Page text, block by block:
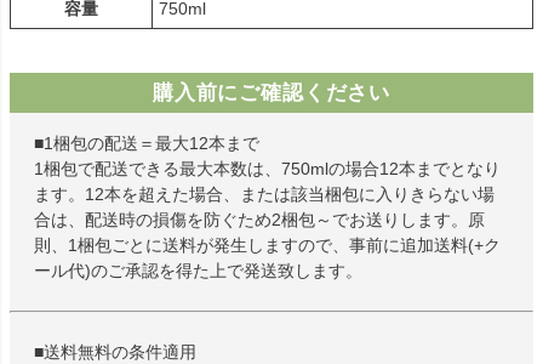
容量
750ml
購入前にご確認ください
■1梱包の配送＝最大12本まで
1梱包で配送できる最大本数は、750mlの場合12本までとなり
ます。12本を超えた場合、または該当梱包に入りきらない場
合は、配送時の損傷を防ぐため2梱包～でお送りします。原
則、1梱包ごとに送料が発生しますので、事前に追加送料(+ク
ール代)のご承認を得た上で発送致します。
■送料無料の条件適用